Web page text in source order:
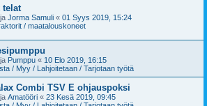
telat
Jorma Samuli « 01 Syys 2019, 15:24
/ maatalouskoneet
Pumppu « 10 Elo 2019, 16:15
/ Myy / Lahjoitetaan / Tarjotaan työtä
Combi TSV E ohjauspoksi
Amatööri « 23 Kesä 2019, 09:45